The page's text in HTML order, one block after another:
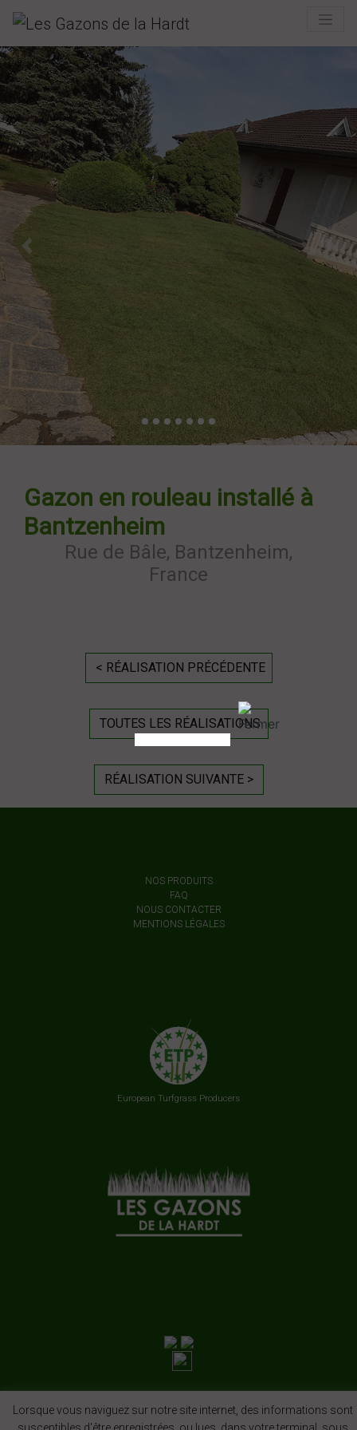
Previous Next
Gazon en rouleau installé à
Bantzenheim
Rue de Bâle, Bantzenheim,
France
< RÉALISATION PRÉCÉDENTE
TOUTES LES RÉALISATIONS
RÉALISATION SUIVANTE >
NOS PRODUITS
FAQ
NOUS CONTACTER
MENTIONS LÉGALES
European Turfgrass Producers
Lorsque vous naviguez sur notre site internet, des informations sont